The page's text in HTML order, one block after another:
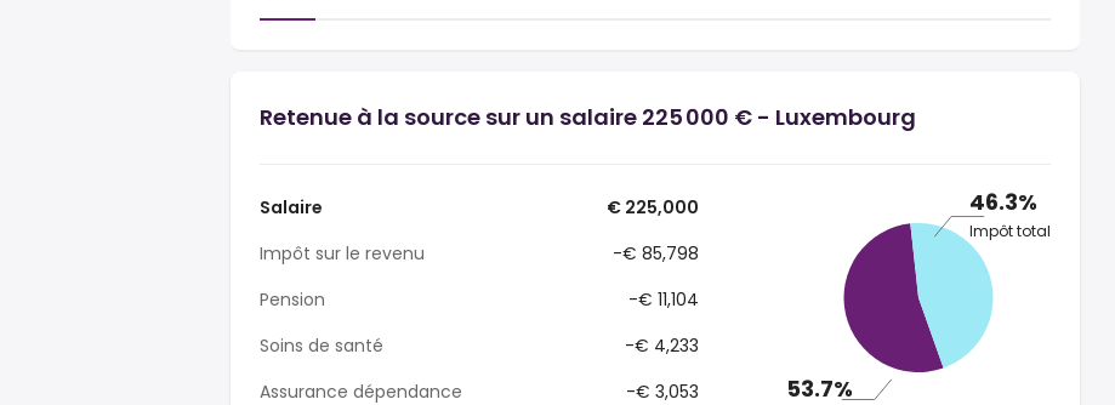
Retenue à la source sur un salaire 225 000 € - Luxembourg
Salaire
€ 225,000
Impôt sur le revenu
-€ 85,798
Pension
-€ 11,104
Soins de santé
-€ 4,233
Assurance dépendance
-€ 3,053
46.3%
Impôt total
53.7%